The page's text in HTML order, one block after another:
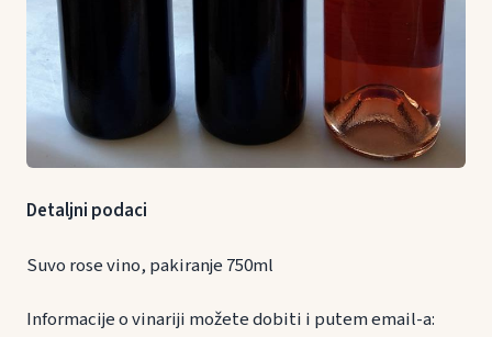
Detaljni podaci
Suvo rose vino, pakiranje 750ml
Informacije o vinariji možete dobiti i putem email-a: